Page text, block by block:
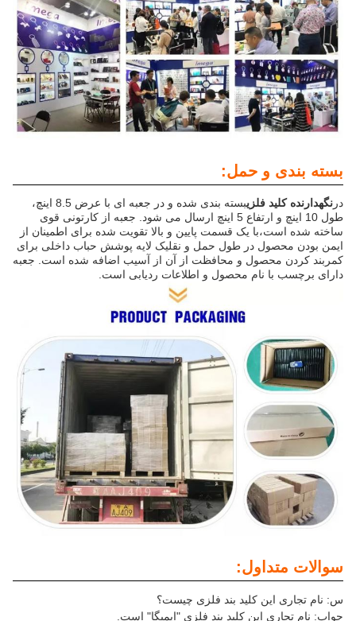
بسته بندی و حمل:
درنگهدارنده کلید فلزی
بسته بندی شده و در جعبه ای با عرض 8.5 اینچ،
طول 10 اینچ و ارتفاع 5 اینچ ارسال می شود. جعبه از کارتونی قوی
ساخته شده است،با یک قسمت پایین و بالا تقویت شده برای اطمینان از
ایمن بودن محصول در طول حمل و نقلیک لایه پوشش حباب داخلی برای
کمربند کردن محصول و محافظت از آن از آسیب اضافه شده است. جعبه
دارای برچسب با نام محصول و اطلاعات ردیابی است.
سوالات متداول:
س: نام تجاری این کلید بند فلزی چیست؟
جواب: نام تجاری این کلید بند فلزی "ایمیگا" است.